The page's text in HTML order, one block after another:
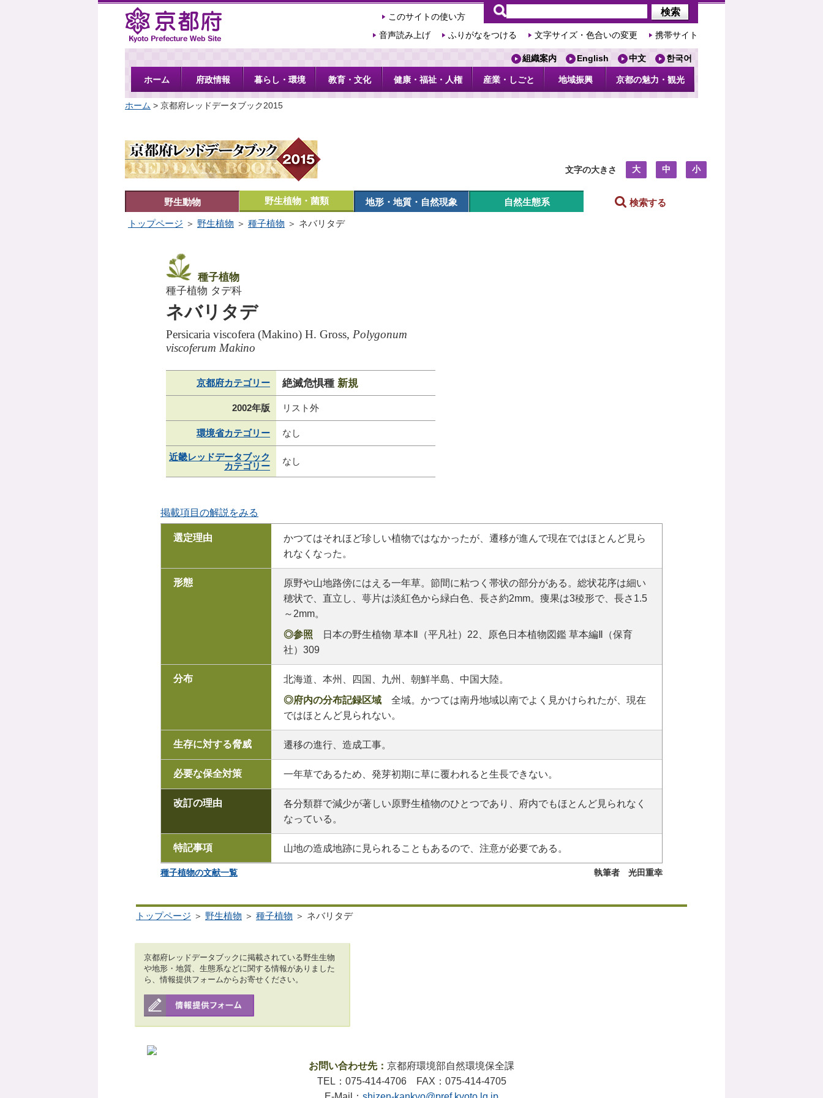
京都府
このサイトの使い方
音声読み上げ
ふりがなをつける 文字サイズ・色合いの変更 携帯サイト
組織案内 English 中文 한국어
ホーム 府政情報 暮らし・環境 教育・文化 健康・福祉・人権 産業・しごと 地域振興 京都の魅力・観光
ホーム > 京都府レッドデータブック2015
文字の大きさ 大 中 小
野生動物 野生植物・菌類 地形・地質・自然現象 自然生態系
検索する
トップページ ＞ 野生植物 ＞ 種子植物 ＞ ネバリタデ
種子植物
種子植物 タデ科
ネバリタデ
Persicaria viscofera (Makino) H. Gross,Polygonum
viscoferum Makino
京都府カテゴリー 絶滅危惧種新規
2002年版 リスト外
環境省カテゴリー なし
近畿レッドデータブック
カテゴリー
なし
掲載項目の解説をみる
選定理由
かつてはそれほど珍しい植物ではなかったが、遷移が進んで現在ではほとんど見ら
れなくなった。
形態
原野や山地路傍にはえる一年草。節間に粘つく帯状の部分がある。総状花序は細い
穂状で、直立し、萼片は淡紅色から緑白色、長さ約2mm。痩果は3稜形で、長さ1.5
～2mm。
◎参照 日本の野生植物 草本Ⅱ（平凡社）22、原色日本植物図鑑 草本編Ⅱ（保育
社）309
分布
北海道、本州、四国、九州、朝鮮半島、中国大陸。
◎府内の分布記録区域 全域。かつては南丹地域以南でよく見かけられたが、現在
ではほとんど見られない。
生存に対する脅威 遷移の進行、造成工事。
必要な保全対策 一年草であるため、発芽初期に草に覆われると生長できない。
改訂の理由
各分類群で減少が著しい原野生植物のひとつであり、府内でもほとんど見られなく
なっている。
特記事項 山地の造成地跡に見られることもあるので、注意が必要である。
種子植物の文献一覧 執筆者 光田重幸
トップページ ＞ 野生植物 ＞ 種子植物 ＞ ネバリタデ
京都府レッドデータブックに掲載されている野生生物
や地形・地質、生態系などに関する情報がありました
ら、情報提供フォームからお寄せください。
お問い合わせ先： 京都府環境部自然環境保全課
TEL：075-414-4706 FAX：075-414-4705